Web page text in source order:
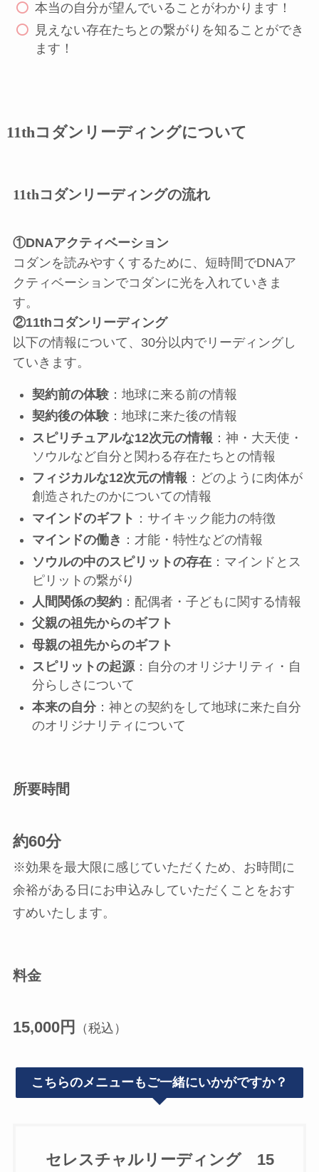
本当の自分が望んでいることがわかります！
見えない存在たちとの繋がりを知ることができ
ます！
11thコダンリーディングについて
11thコダンリーディングの流れ
①DNAアクティベーション
コダンを読みやすくするために、短時間でDNAア
クティベーションでコダンに光を入れていきま
す。
②11thコダンリーディング
以下の情報について、30分以内でリーディングし
ていきます。
契約前の体験：地球に来る前の情報
契約後の体験：地球に来た後の情報
スピリチュアルな12次元の情報 ：神・大天使・
ソウルなど自分と関わる存在たちとの情報
フィジカルな12次元の情報 ：どのように肉体が
創造されたのかについての情報
マインドのギフト ：サイキック能力の特徴
マインドの働き ：才能・特性などの情報
ソウルの中のスピリットの存在：マインドとス
ピリットの繋がり
人間関係の契約：配偶者・子どもに関する情報
父親の祖先からのギフト
母親の祖先からのギフト
スピリットの起源：自分のオリジナリティ・自
分らしさについて
本来の自分：神との契約をして地球に来た自分
のオリジナリティについて
所要時間
約60分
※効果を最大限に感じていただくため、お時間に
余裕がある日にお申込みしていただくことをおす
すめいたします。
料金
15,000円 （税込）
こちらのメニューもご一緒にいかがですか？
セレスチャルリーディング 15